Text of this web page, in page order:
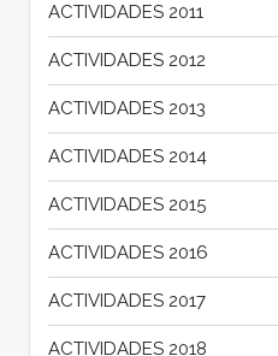
ACTIVIDADES 2011
ACTIVIDADES 2012
ACTIVIDADES 2013
ACTIVIDADES 2014
ACTIVIDADES 2015
ACTIVIDADES 2016
ACTIVIDADES 2017
ACTIVIDADES 2018